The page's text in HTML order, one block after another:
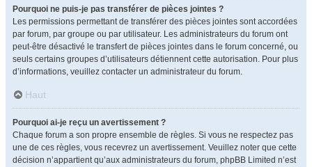
Pourquoi ne puis-je pas transférer de pièces jointes ?
Les permissions permettant de transférer des pièces jointes sont accordées
par forum, par groupe ou par utilisateur. Les administrateurs du forum ont
peut-être désactivé le transfert de pièces jointes dans le forum concerné, ou
seuls certains groupes d’utilisateurs détiennent cette autorisation. Pour plus
d’informations, veuillez contacter un administrateur du forum.
Haut
Pourquoi ai-je reçu un avertissement ?
Chaque forum a son propre ensemble de règles. Si vous ne respectez pas
une de ces règles, vous recevrez un avertissement. Veuillez noter que cette
décision n’appartient qu’aux administrateurs du forum, phpBB Limited n’est